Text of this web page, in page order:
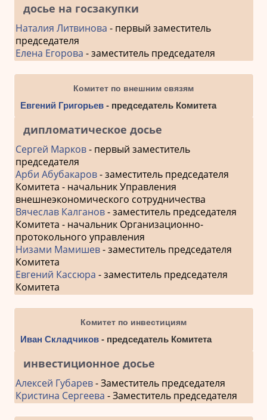
досье на госзакупки
Наталия Литвинова - первый заместитель
председателя
Елена Егорова - заместитель председателя
Комитет по внешним связям
Евгений Григорьев- председатель Комитета
дипломатическое досье
Сергей Марков- первый заместитель
председателя
Арби Абубакаров- заместитель председателя
Комитета - начальник Управления
внешнеэкономического сотрудничества
Вячеслав Калганов- заместитель председателя
Комитета - начальник Организационно-
протокольного управления
Низами Мамишев- заместитель председателя
Комитета
Евгений Кассюра - заместитель председателя
Комитета
Комитет по инвестициям
Иван Складчиков- председатель Комитета
инвестиционное досье
Алексей Губарев- Заместитель председателя
Кристина Сергеева - Заместитель председателя